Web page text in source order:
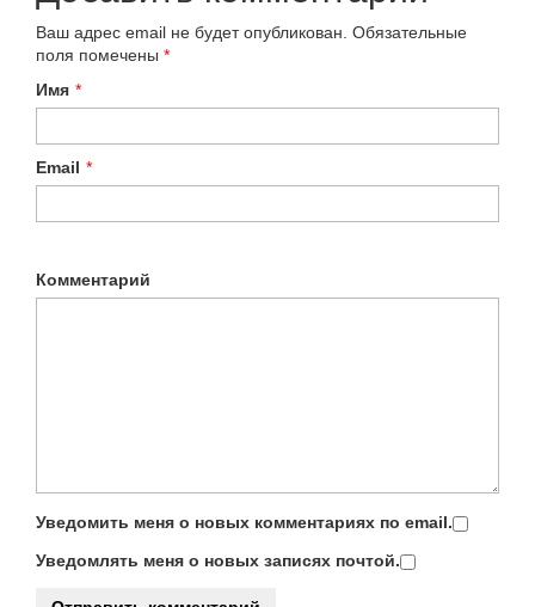
Ваш адрес email не будет опубликован. Обязательные
поля помечены *
Имя *
Email *
Комментарий
Уведомить меня о новых комментариях по email.
Уведомлять меня о новых записях почтой.